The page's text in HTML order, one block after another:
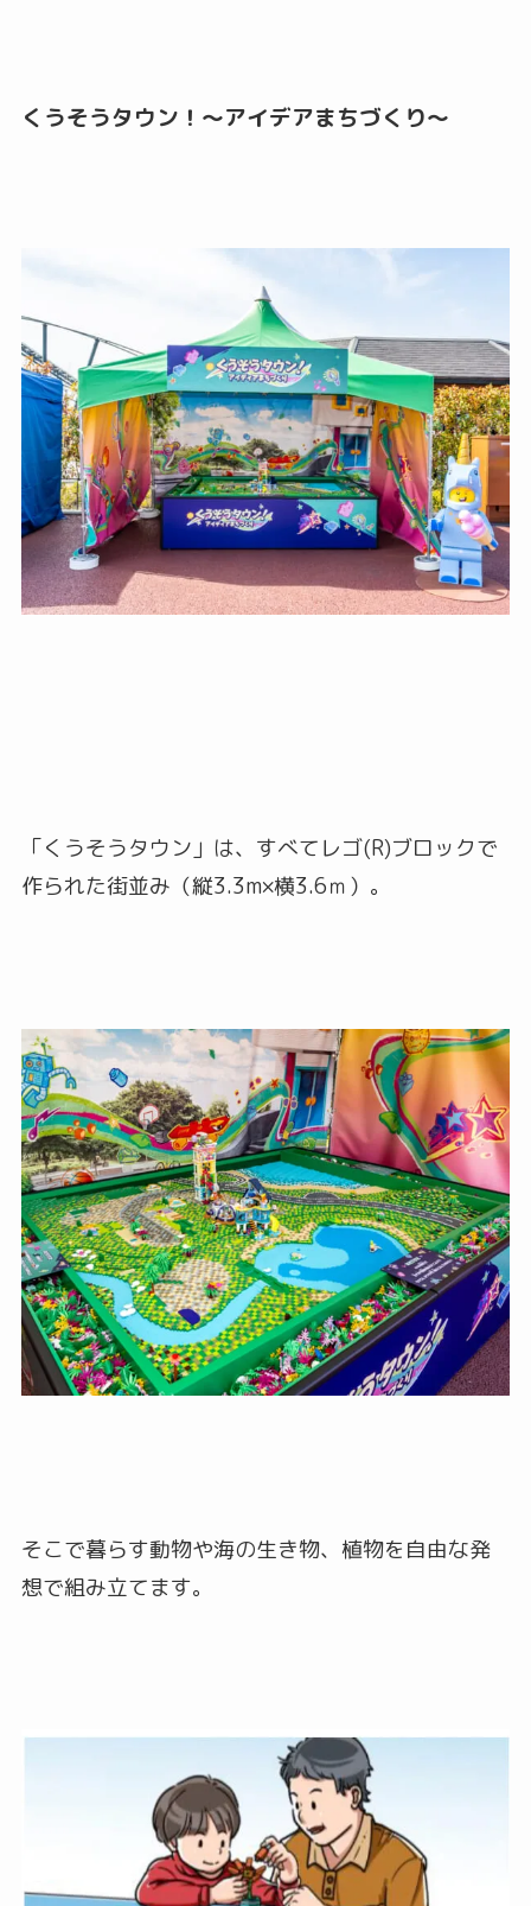
くうそうタウン！〜アイデアまちづくり〜
「くうそうタウン」は、すべてレゴ(R)ブロックで
作られた街並み（縦3.3m×横3.6ｍ）。
そこで暮らす動物や海の生き物、植物を自由な発
想で組み立てます。